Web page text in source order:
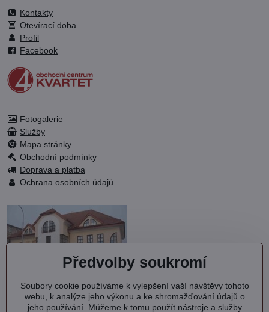
Kontakty
Otevírací doba
Profil
Facebook
Fotogalerie
Služby
Mapa stránky
Obchodní podmínky
Doprava a platba
Ochrana osobních údajů
OC KVARTET s.r.o.
Debřská 1000
Předvolby soukromí
Soubory cookie používáme k vylepšení vaší návštěvy tohoto
webu, k analýze jeho výkonu a ke shromažďování údajů o
jeho používání. Můžeme k tomu použít nástroje a služby